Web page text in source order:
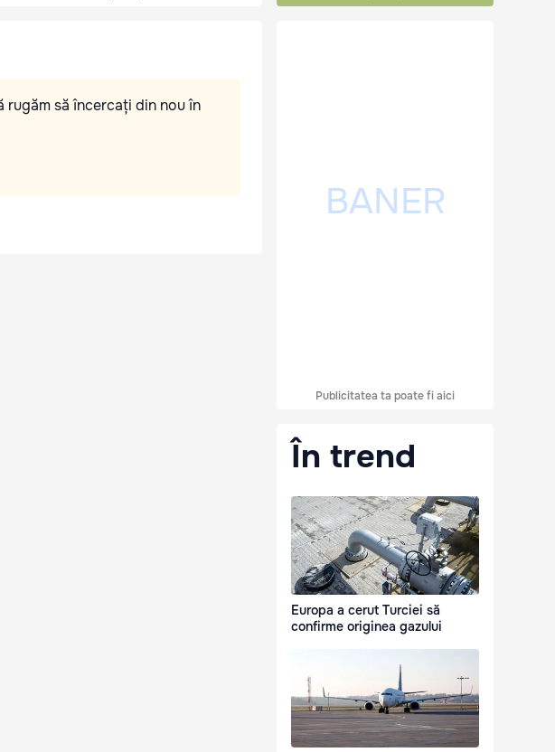
să încercați din nou în
Publicitatea ta poate fi aici
În trend
Europa a cerut Turciei să
confirme originea gazului